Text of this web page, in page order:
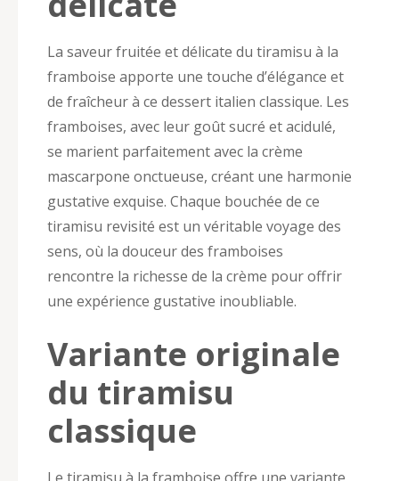
La saveur fruitée et délicate du tiramisu à la
framboise apporte une touche d’élégance et
de fraîcheur à ce dessert italien classique. Les
framboises, avec leur goût sucré et acidulé,
se marient parfaitement avec la crème
mascarpone onctueuse, créant une harmonie
gustative exquise. Chaque bouchée de ce
tiramisu revisité est un véritable voyage des
sens, où la douceur des framboises
rencontre la richesse de la crème pour offrir
une expérience gustative inoubliable.
Variante originale
du tiramisu
classique
Le tiramisu à la framboise offre une variante